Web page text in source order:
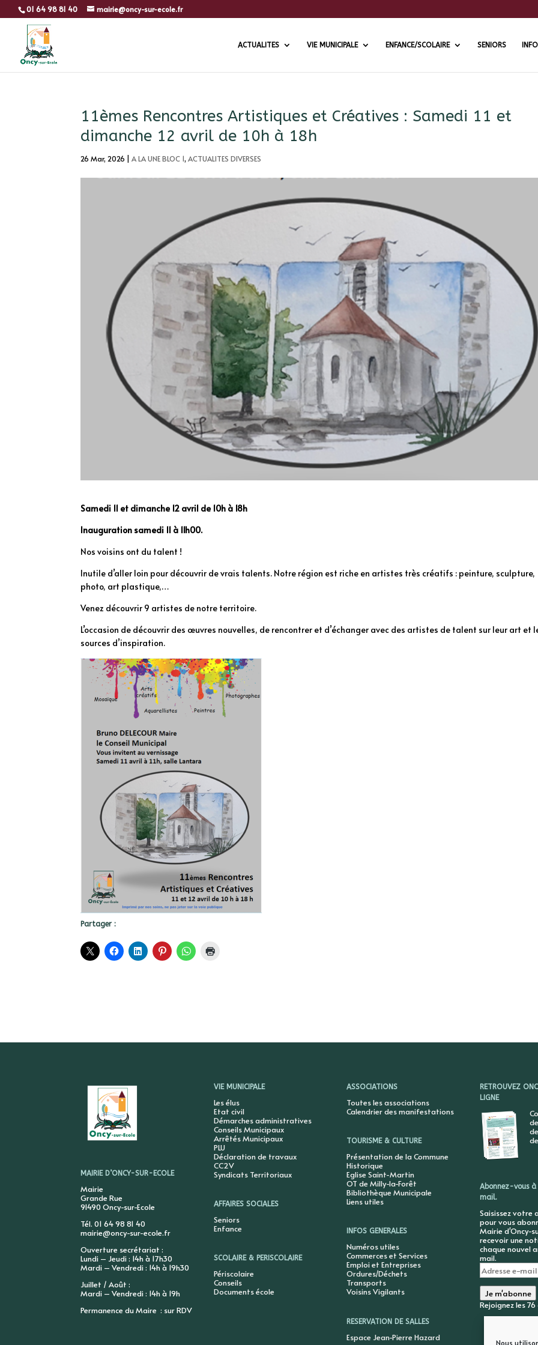
Nous
01 64 98 81 40 mairie@oncy-sur-ecole.fr
ACTUALITES VIE MUNICIPALE ENFANCE/SCOLAIRE SENIORS
11èmes Rencontres Artistiques et Créatives : Samedi 11 et
dimanche 12 avril de 10h à 18h
26 Mar, 2026 |A LA UNE BLOC 1,ACTUALITES DIVERSES
Samedi 11 et dimanche 12 avril de 10h à 18h
Inauguration samedi 11 à 11h00.
Nos voisins ont du talent !
Inutile d’aller loin pour découvrir de vrais talents. Notre région est riche en artistes très créatifs : peinture, sculpture,
photo, art plastique,…
Venez découvrir 9 artistes de notre territoire.
L’occasion de découvrir des œuvres nouvelles, de rencontrer et d’échanger avec des artistes de talent sur leur art et
sources d’inspiration.
Partager :
MAIRIE D’ONCY-SUR-ECOLE
Mairie
Grande Rue
91490 Oncy-sur-Ecole
Tél. 01 64 98 81 40
mairie@oncy-sur-ecole.fr
Ouverture secrétariat :
Lundi – Jeudi : 14h à 17h30
Mardi – Vendredi : 14h à 19h30
Juillet / Août :
Mardi – Vendredi : 14h à 19h
Permanence du Maire : sur RDV
VIE MUNICIPALE
Les élus
Etat civil
Démarches administratives
Conseils Municipaux
Arrêtés Municipaux
PLU
Déclaration de travaux
CC2V
Syndicats Territoriaux
AFFAIRES SOCIALES
Seniors
Enfance
SCOLAIRE & PERISCOLAIRE
Périscolaire
Conseils
Documents école
ASSOCIATIONS
Toutes les associations
Calendrier des manifestations
TOURISME & CULTURE
Présentation de la Commune
Historique
Eglise Saint-Martin
OT de Milly-la-Forêt
Bibliothèque Municipale
Liens utiles
INFOS GENERALES
Numéros utiles
Commerces et Services
Emploi et Entreprises
Ordures/Déchets
Transports
Voisins Vigilants
RESERVATION DE SALLES
Espace Jean-Pierre Hazard
RETROUVEZ
LIGNE
Abonnez-vous
mail.
Saisissez votre
pour vous
Mairie d'Oncy-
recevoir une
chaque nouvel
mail.
Adresse
e-
mail
Je m'abonne
Rejoignez les